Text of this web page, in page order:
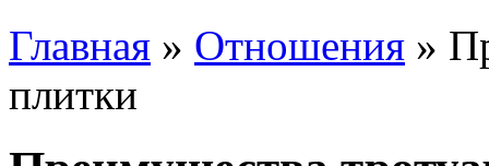
Главная » Отношения »
плитки